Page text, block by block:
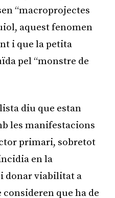
“macroprojectes
aquest fenomen
i que la petita
pel “monstre de
diu que estan
les manifestacions
primari, sobretot
en la
donar viabilitat a
que ha de